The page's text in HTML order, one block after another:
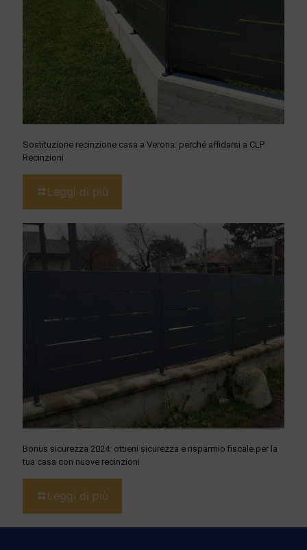
Sostituzione recinzione casa a Verona: perché affidarsi a CLP
Recinzioni
Leggi di più
Bonus sicurezza 2024: ottieni sicurezza e risparmio fiscale per la
tua casa con nuove recinzioni
Leggi di più